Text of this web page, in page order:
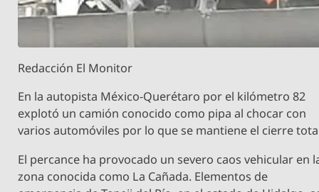
Redacción El Monitor
En la autopista México-Querétaro por el kilómetro 82
explotó un camión conocido como pipa al chocar con
varios automóviles por lo que se mantiene el cierre
El percance ha provocado un severo caos vehicular en
zona conocida como La Cañada. Elementos de